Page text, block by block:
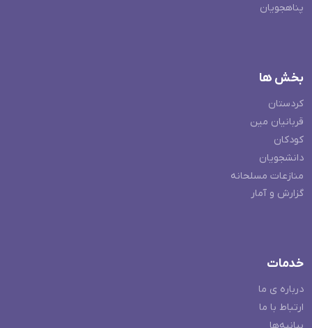
پناهجویان
بخش ها
کردستان
قربانیان مین
کودکان
دانشجویان
منازعات مسلحانه
گزارش و آمار
خدمات
درباره ی ما
ارتباط با ما